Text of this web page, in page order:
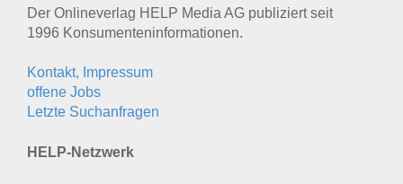
Der Onlineverlag HELP Media AG publiziert seit
1996 Konsumenten­informationen.
Kontakt, Impressum
offene Jobs
Letzte Suchanfragen
HELP-Netzwerk